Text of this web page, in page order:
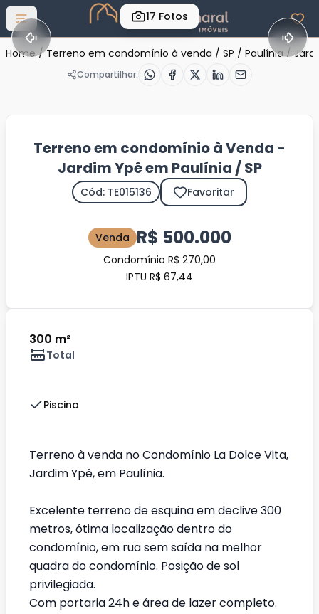
Abrir menu
17 Fotos
Home / Terreno em condomínio à venda / SP / Paulínia /
Compartilhar:
Terreno em condomínio à Venda -
Jardim Ypê em Paulínia / SP
Cód: TE015136 Favoritar
Venda R$ 500.000
Condomínio R$ 270,00
IPTU R$ 67,44
300 m²
Total
Piscina
Terreno à venda no Condomínio La Dolce Vita,
Jardim Ypê, em Paulínia.
Excelente terreno de esquina em declive 300
metros, ótima localização dentro do
condomínio, em rua sem saída na melhor
quadra do condomínio. Posição de sol
privilegiada.
Com portaria 24h e área de lazer completo.